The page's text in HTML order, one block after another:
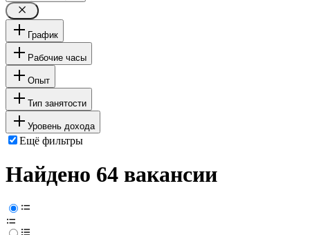
График
Рабочие часы
Опыт
Тип занятости
Уровень дохода
Ещё фильтры
Найдено 64 вакансии